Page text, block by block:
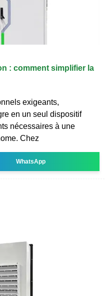
: comment simplifier la
exigeants,
en un seul dispositif
nécessaires à une
Chez
WhatsApp